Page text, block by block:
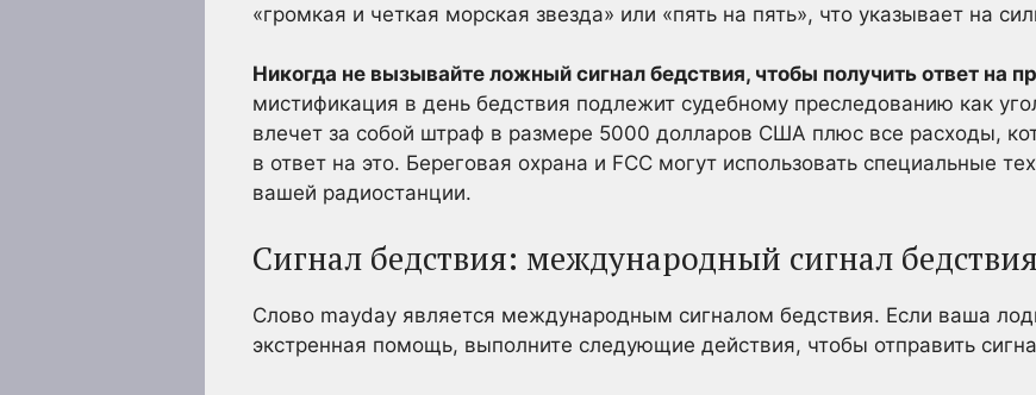
«громкая и четкая морская звезда» или «пять на пять», что указывает на
Никогда не вызывайте ложный сигнал бедствия, чтобы получить ответ на
мистификация в день бедствия подлежит судебному преследованию как
влечет за собой штраф в размере 5000 долларов США плюс все расходы,
в ответ на это. Береговая охрана и FCC могут использовать специальные
вашей радиостанции.
Сигнал бедствия: международный сигнал бедствия
Слово mayday является международным сигналом бедствия. Если ваша
экстренная помощь, выполните следующие действия, чтобы отправить